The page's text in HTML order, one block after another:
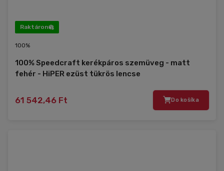
Raktáron
100%
100% Speedcraft kerékpáros szemüveg - matt
fehér - HiPER ezüst tükrös lencse
61 542,46 Ft Do košíka